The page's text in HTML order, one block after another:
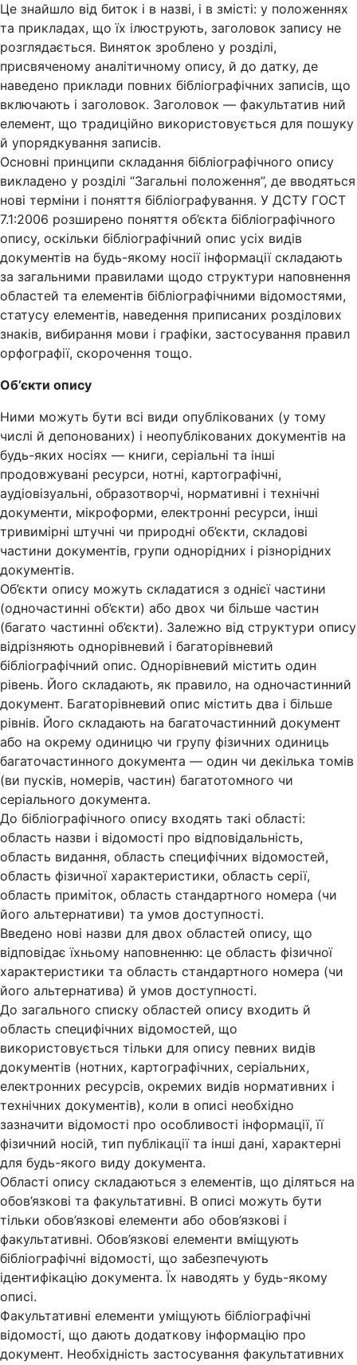
Це знайшло від биток і в назві, і в змісті: у положеннях
та прикладах, що їх ілюструють, заголовок запису не
розглядається. Виняток зроблено у розділі,
присвяченому аналітичному опису, й до датку, де
наведено приклади повних бібліографічних записів, що
включають і заголовок. Заголовок — факультатив ний
елемент, що традиційно використовується для пошуку
й упорядкування записів.
Основні принципи складання бібліографічного опису
викладено у розділі “Загальні положення”, де вводяться
нові терміни і поняття бібліографування. У ДСТУ ГОСТ
7.1:2006 розширено поняття об’єкта бібліографічного
опису, оскільки бібліографічний опис усіх видів
документів на будь-якому носії інформації складають
за загальними правилами щодо структури наповнення
областей та елементів бібліографічними відомостями,
статусу елементів, наведення приписаних розділових
знаків, вибирання мови і графіки, застосування правил
орфографії, скорочення тощо.
Об’єкти опису
Ними можуть бути всі види опублікованих (у тому
числі й депонованих) і неопублікованих документів на
будь-яких носіях — книги, серіальні та інші
продовжувані ресурси, нотні, картографічні,
аудіовізуальні, образотворчі, нормативні і технічні
документи, мікроформи, електронні ресурси, інші
тривимірні штучні чи природні об’єкти, складові
частини документів, групи однорідних і різнорідних
документів.
Об’єкти опису можуть складатися з однієї частини
(одночастинні об’єкти) або двох чи більше частин
(багато частинні об’єкти). Залежно від структури опису
відрізняють однорівневий і багаторівневий
бібліографічний опис. Однорівневий містить один
рівень. Його складають, як правило, на одночастинний
документ. Багаторівневий опис містить два і більше
рівнів. Його складають на багаточастинний документ
або на окрему одиницю чи групу фізичних одиниць
багаточастинного документа — один чи декілька томів
(ви пусків, номерів, частин) багатотомного чи
серіального документа.
До бібліографічного опису входять такі області:
область назви і відомості про відповідальність,
область видання, область специфічних відомостей,
область фізичної характеристики, область серії,
область приміток, область стандартного номера (чи
його альтернативи) та умов доступності.
Введено нові назви для двох областей опису, що
відповідає їхньому наповненню: це область фізичної
характеристики та область стандартного номера (чи
його альтернатива) й умов доступності.
До загального списку областей опису входить й
область специфічних відомостей, що
використовується тільки для опису певних видів
документів (нотних, картографічних, серіальних,
електронних ресурсів, окремих видів нормативних і
технічних документів), коли в описі необхідно
зазначити відомості про особливості інформації, її
фізичний носій, тип публікації та інші дані, характерні
для будь-якого виду документа.
Області опису складаються з елементів, що діляться на
обов’язкові та факультативні. В описі можуть бути
тільки обов’язкові елементи або обов’язкові і
факультативні. Обов’язкові елементи вміщують
бібліографічні відомості, що забезпечують
ідентифікацію документа. Їх наводять у будь-якому
описі.
Факультативні елементи уміщують бібліографічні
відомості, що дають додаткову інформацію про
документ. Необхідність застосування факультативних